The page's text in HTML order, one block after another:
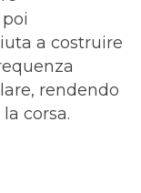
a costruire
rendendo
corsa.